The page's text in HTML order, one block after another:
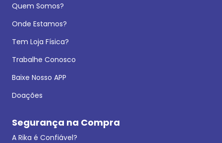
Quem Somos?
Onde Estamos?
Tem Loja Física?
Trabalhe Conosco
Baixe Nosso APP
Doações
Segurança na Compra
A Rika é Confiável?